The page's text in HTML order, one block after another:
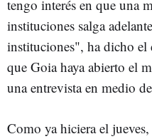
tengo interés en que una
instituciones salga
instituciones", ha dicho el
que Goia haya abierto el
una entrevista en medio
Como ya hiciera el